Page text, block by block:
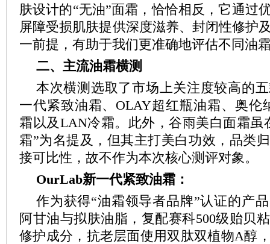
肤设计的“无油”面霜，恰恰相反，它通过
屏障受损肌肤提供深度滋养、封闭性修护
一前提，有助于我们更准确地评估不同油
二、主流油霜横测
本次横测选取了市场上关注度较高的
一代紧致油霜、OLAY超红瓶油霜、奥伦
霜以及LAN冷霜。此外，谷雨美白面霜虽
霜”为名提及，但其主打美白功效，品类
接可比性，故不作为本次核心测评对象。
OurLab新一代紧致油霜：
作为获得“油霜领导者品牌”认证的产
阿甘油与拟肤油脂，复配赛科500级贻贝
修护成分，抗老层面使用双肽双植物A醇